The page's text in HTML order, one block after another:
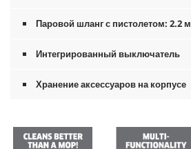
Паровой шланг с пистолетом: 2.2 м
Интегрированный выключатель
Хранение аксессуаров на корпусе